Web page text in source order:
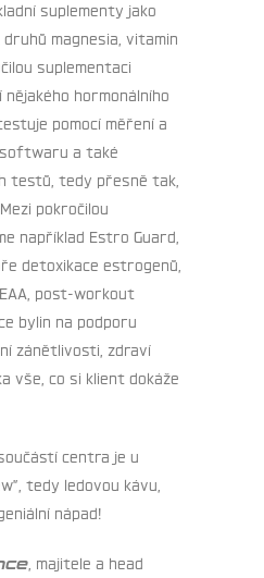
suplementy jako
magnesia, vitamin
suplementaci
hormonálního
pomocí měření a
softwaru a také
testů, tedy přesně tak,
pokročilou
například Estro Guard,
detoxikace estrogenů,
post-workout
bylin na podporu
zánětlivosti, zdraví
vše, co si klient dokáže
centra je u
tedy ledovou kávu,
nápad!
, majitele a head